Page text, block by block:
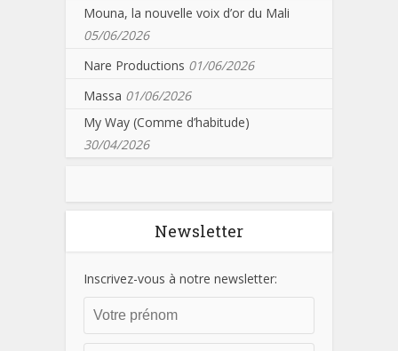
Mouna, la nouvelle voix d’or du Mali
05/06/2026
Nare Productions 01/06/2026
Massa 01/06/2026
My Way (Comme d’habitude)
30/04/2026
Newsletter
Inscrivez-vous à notre newsletter: